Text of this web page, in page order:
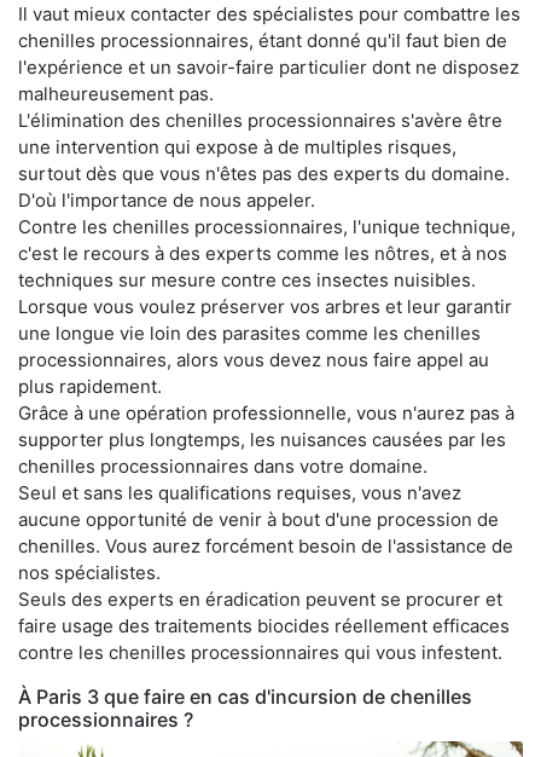
Il vaut mieux contacter des spécialistes pour combattre les
chenilles processionnaires, étant donné qu'il faut bien de
l'expérience et un savoir-faire particulier dont ne disposez
malheureusement pas.
L'élimination des chenilles processionnaires s'avère être
une intervention qui expose à de multiples risques,
surtout dès que vous n'êtes pas des experts du domaine.
D'où l'importance de nous appeler.
Contre les chenilles processionnaires, l'unique technique,
c'est le recours à des experts comme les nôtres, et à nos
techniques sur mesure contre ces insectes nuisibles.
Lorsque vous voulez préserver vos arbres et leur garantir
une longue vie loin des parasites comme les chenilles
processionnaires, alors vous devez nous faire appel au
plus rapidement.
Grâce à une opération professionnelle, vous n'aurez pas à
supporter plus longtemps, les nuisances causées par les
chenilles processionnaires dans votre domaine.
Seul et sans les qualifications requises, vous n'avez
aucune opportunité de venir à bout d'une procession de
chenilles. Vous aurez forcément besoin de l'assistance de
nos spécialistes.
Seuls des experts en éradication peuvent se procurer et
faire usage des traitements biocides réellement efficaces
contre les chenilles processionnaires qui vous infestent.
À Paris 3 que faire en cas d'incursion de chenilles
processionnaires ?